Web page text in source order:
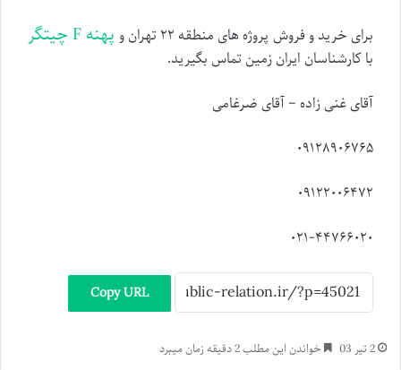
برای خرید و فروش پروژه های منطقه ۲۲ تهران و پهنه F چیتگر
با کارشناسان ایران زمین تماس بگیرید.
آقای غنی زاده – آقای ضرغامی
۰۹۱۲۸۹۰۶۷۶۵
۰۹۱۲۲۰۰۶۴۷۲
۰۲۱-۴۴۷۶۶۰۲۰
Copy URL
2 تیر 03 خواندن این مطلب 2 دقیقه زمان میبرد